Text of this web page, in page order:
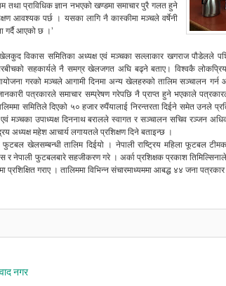
तथा प्राविधिक ज्ञान नभएको खण्डमा समाचार पुरै गलत हुने
आवश्यक पर्छ । यसका लागि नै कास्कीमा मञ्चले वर्षेनी
गर्दै आएको छ ।’
खेलकुद विकास समितिका अध्यक्ष एवं मञ्चका सल्लाकार खगराज पौडेलले
सहकार्यले नै समग्र खेलजगत अघि बढ्ने बताए। विश्वकै
गरको मञ्चले आगामी दिनमा अन्य खेलहरुको तालिम सञ्चालन
पत्रकारले समाचार सम्प्रेषण गरेपछि नै प्राप्त हुने भएकाले
समितिले दिएको ५० हजार रुपैंयालाई निरन्तरता दिईने समेत उनले
मञ्चका उपाध्यक्ष दिननाथ बरालले स्वागत र सञ्चालन सचिव रञ्जन
अध्यक्ष महेश आचार्य लगायतले प्रशिक्षण दिने बताइन्छ ।
फुटबल खेलसम्बन्धी तालिम दिईयो । नेपाली राष्ट्रिय महिला फूटबल
नेपाली फुटबलबारे सहजीकरण गरे । अर्का प्रशिक्षक प्रकाश
गराए । तालिममा विभिन्न संचारमाध्यममा आबद्ध ४४ जना
नगर